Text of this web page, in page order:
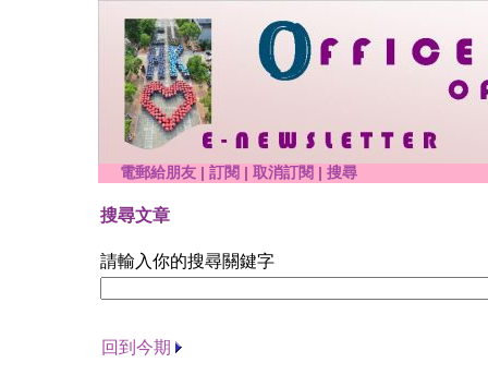
電郵給朋友 | 訂閱 | 取消訂閱 | 搜尋
搜尋文章
請輸入你的搜尋關鍵字
回到今期